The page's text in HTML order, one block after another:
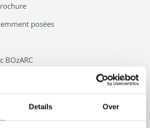
Details Over
posées
BOzARC